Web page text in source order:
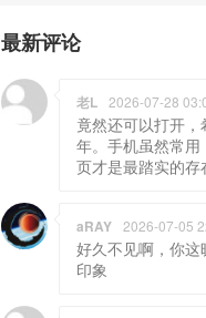
最新评论
老L 2026-07-28
竟然还可以打开
年。手机虽然常
页才是最踏实的存
aRAY 2026-07-05
好久不见啊，你
印象